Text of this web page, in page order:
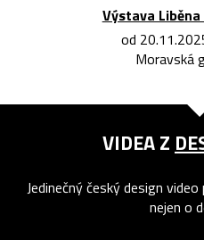
Výstava
od
Moravská
VIDEA Z
Jedinečný český design
nejen o